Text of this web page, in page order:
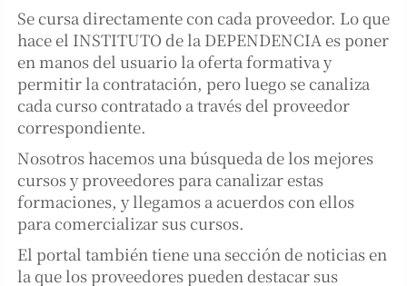
Se cursa directamente con cada proveedor. Lo que
hace el INSTITUTO de la DEPENDENCIA es poner
en manos del usuario la oferta formativa y
permitir la contratación, pero luego se canaliza
cada curso contratado a través del proveedor
correspondiente.
Nosotros hacemos una búsqueda de los mejores
cursos y proveedores para canalizar estas
formaciones, y llegamos a acuerdos con ellos
para comercializar sus cursos.
El portal también tiene una sección de noticias en
la que los proveedores pueden destacar sus